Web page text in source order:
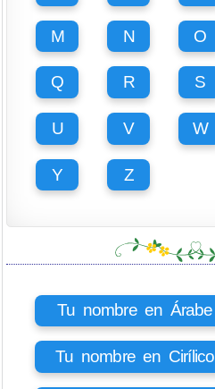
M N O
Q R S
U V W
Y Z
Tu nombre en Árabe
Tu nombre en Cirílico